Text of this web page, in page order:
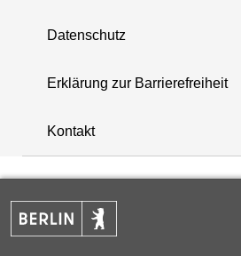
+
−
Datenschutz
Erklärung zur Barrierefreiheit
Kontakt